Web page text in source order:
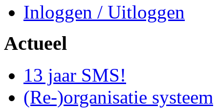
Inloggen / Uitloggen
Actueel
13 jaar SMS!
(Re-)organisatie systeem